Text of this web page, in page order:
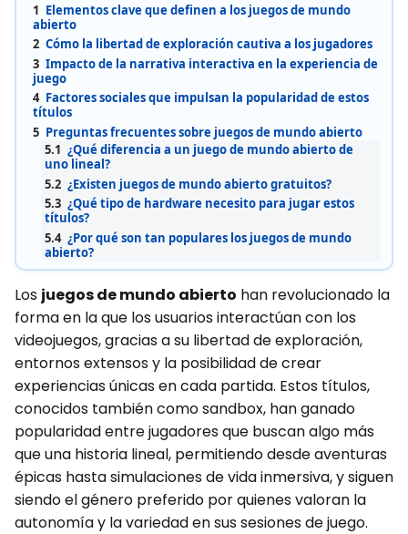
1 Elementos clave que definen a los juegos de mundo
abierto
2 Cómo la libertad de exploración cautiva a los jugadores
3 Impacto de la narrativa interactiva en la experiencia de
juego
4 Factores sociales que impulsan la popularidad de estos
títulos
5 Preguntas frecuentes sobre juegos de mundo abierto
5.1 ¿Qué diferencia a un juego de mundo abierto de
uno lineal?
5.2 ¿Existen juegos de mundo abierto gratuitos?
5.3 ¿Qué tipo de hardware necesito para jugar estos
títulos?
5.4 ¿Por qué son tan populares los juegos de mundo
abierto?
Los juegos de mundo abierto han revolucionado la
forma en la que los usuarios interactúan con los
videojuegos, gracias a su libertad de exploración,
entornos extensos y la posibilidad de crear
experiencias únicas en cada partida. Estos títulos,
conocidos también como sandbox, han ganado
popularidad entre jugadores que buscan algo más
que una historia lineal, permitiendo desde aventuras
épicas hasta simulaciones de vida inmersiva, y siguen
siendo el género preferido por quienes valoran la
autonomía y la variedad en sus sesiones de juego.